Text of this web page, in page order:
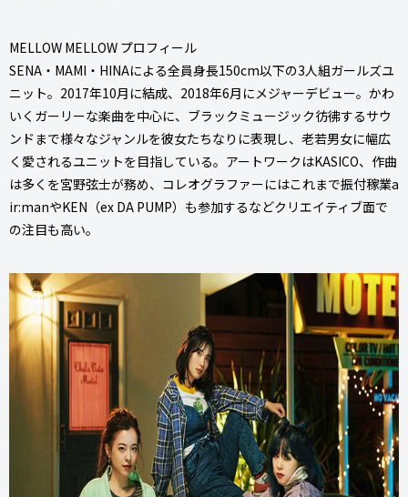
MELLOW MELLOW プロフィール
SENA・MAMI・HINAによる全員身長150cm以下の3人組ガールズユ
ニット。2017年10月に結成、2018年6月にメジャーデビュー。かわ
いくガーリーな楽曲を中心に、ブラックミュージック彷彿するサウ
ンドまで様々なジャンルを彼女たちなりに表現し、老若男女に幅広
く愛されるユニットを目指している。アートワークはKASICO、作曲
は多くを宮野弦士が務め、コレオグラファーにはこれまで振付稼業a
ir:manやKEN（ex DA PUMP）も参加するなどクリエイティブ面で
の注目も高い。